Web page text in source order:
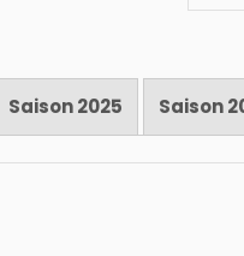
Saison 2025 Saison